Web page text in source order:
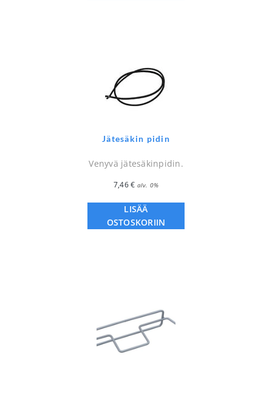
Jätesäkin pidin
Venyvä jätesäkinpidin.
7,46€ alv. 0%
LISÄÄ
OSTOSKORIIN